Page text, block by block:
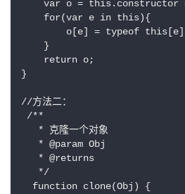
var o = this.constructor
    for(var e in this){
o[e] = typeof
    }
    return o;
}
//方法二：
/**
   * 克隆一个对象
   * @param Obj
   * @returns
   */
  function clone(Obj) {